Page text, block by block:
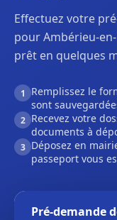
Effectuez votre
pour Ambérieu-
prêt en quelques
1
Remplissez le
sont
2 Recevez votre
documents à
3 Déposez en
passeport vous
Pré-demande